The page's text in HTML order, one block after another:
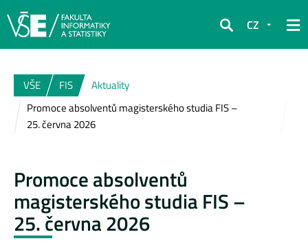
Hledat
CZ
VŠE FIS
Aktuality
Promoce absolventů magisterského studia FIS –
25. června 2026
Promoce absolventů
magisterského studia FIS –
25. června 2026